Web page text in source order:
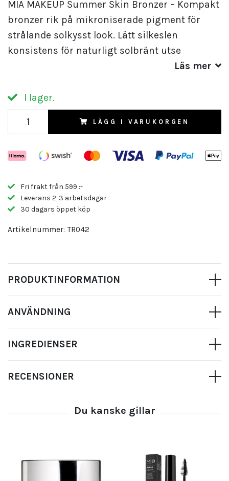
MIA MAKEUP Summer Skin Bronzer – Kompakt
bronzer rik på mikroniserade pigment för
strålande solkysst look. Lätt silkeslen
konsistens för naturligt solbränt utse
Läs mer
I lager.
LÄGG I VARUKORGEN
Fri frakt från 599 :-
Leverans 2-3 arbetsdagar
30 dagars öppet köp
Artikelnummer: TR042
PRODUKTINFORMATION
ANVÄNDNING
INGREDIENSER
RECENSIONER